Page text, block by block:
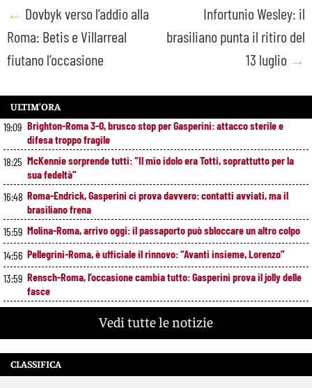
Post
navigation
← Dovbyk verso l’addio alla
Roma: Betis e Villarreal
fiutano l’occasione
Infortunio Wesley: il
brasiliano punta il ritiro del
13 luglio →
ULTIM’ORA
19:09 Brighton-Roma 3-0, brusco stop per Gasperini: attacco sterile e
difesa troppo fragile
18:25 McKennie sorprende tutti: “Il mio idolo era Totti, soprattutto per la
sua fedeltà”
16:48 Roma-Endrick, Gasperini ci prova davvero: contatti avviati, ma il
brasiliano frena
15:59 Molina-Roma, arrivo oggi: il passaporto può sbloccare un altro colpo
14:56 Pellegrini-Roma, è ufficiale il rinnovo: “Avanti insieme, Lorenzo”
13:59 Rensch-Roma, l’occasione cambia tutto: Gasperini prova il jolly delle
fasce
11:49
10:41 Rowe chiude alla Roma: “Sono concentrato sul Bologna”. Poi esalta
Vedi tutte le notizie
CLASSIFICA